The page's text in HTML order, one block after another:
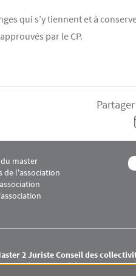
qui s’y tiennent et à
par le CP.
3
M2 Juriste Conseil des
master
de l'association
2 Juriste Conseil des
Paris-Panthéon-Assas